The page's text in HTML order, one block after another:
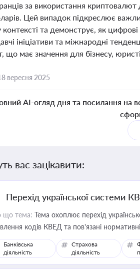
за використання
Цей випадок підкреслює
та демонструє, як
ініціативи та міжнародні
що має значення для бізнесу,
вересня 2025
AI-огляд дня та посилання на
вас зацікавити:
Перехід української системи
що тема: Тема охоплює перехід
кодів КВЕД та пов'язані
Банківська
діяльність
Страхова
діяльність